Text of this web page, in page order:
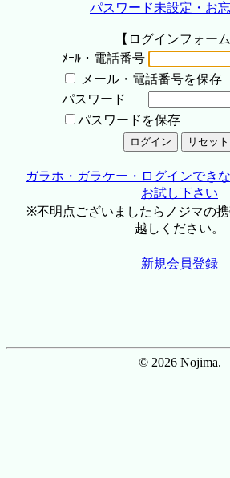
パスワード未設定・お
【ログインフォーム
ﾒｰﾙ・電話番号
メール・電話番号を保存
パスワード
パスワードを保存
ガラホ・ガラケー・ログインでき
お試し下さい
※不明点ございましたらノジマの
越しください。
新規会員登録
© 2026 Nojima.